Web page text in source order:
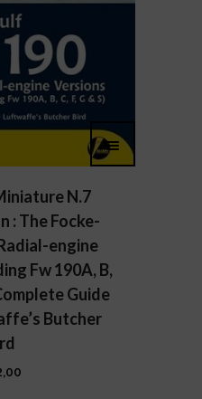
N.7
: The Focke-
engine
Fw 190A, B,
Guide
Butcher